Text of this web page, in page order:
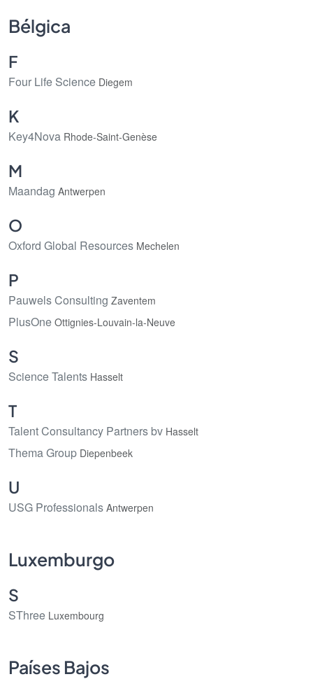
Bélgica
F
Four Life Science Diegem
K
Key4Nova Rhode-Saint-Genèse
M
Maandag Antwerpen
O
Oxford Global Resources Mechelen
P
Pauwels Consulting Zaventem
PlusOne Ottignies-Louvain-la-Neuve
S
Science Talents Hasselt
T
Talent Consultancy Partners bv Hasselt
Thema Group Diepenbeek
U
USG Professionals Antwerpen
Luxemburgo
S
SThree Luxembourg
Países Bajos